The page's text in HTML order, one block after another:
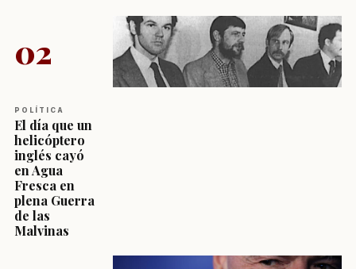
02
POLÍTICA
El día que un
helicóptero
inglés cayó
en Agua
Fresca en
plena Guerra
de las
Malvinas